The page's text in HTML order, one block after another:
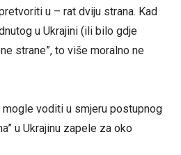
u – rat dviju strana. Kad
u Ukrajini (ili bilo gdje
strane”, to više moralno ne
voditi u smjeru postupnog
u Ukrajinu zapele za oko